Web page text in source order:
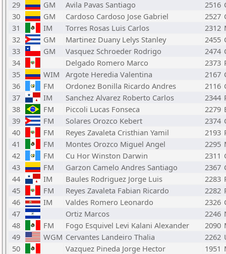
29
GM Avila Pavas Santiago 2516
30
GM Cardoso Cardoso Jose Gabriel 2527
31
IM Torres Rosas Luis Carlos 2312
32
GM Martinez Duany Lelys Stanley 2455
33
GM Vasquez Schroeder Rodrigo 2474
34
Delgado Romero Marco 2373
35
WIM Argote Heredia Valentina 2167
36
FM Ordonez Bonilla Ricardo Andres 2116
37
IM Sanchez Alvarez Roberto Carlos 2344
38
FM Piccoli Lucas Fonseca 2279
39
FM Solares Orozco Kebert 2374
40
FM Reyes Zavaleta Cristhian Yamil 2193
41
FM Montes Orozco Miguel Angel 2295
42
FM Cu Hor Winston Darwin 2311
43
FM Garzon Camelo Andres Santiago 2367
44
IM Baules Rodriguez Jorge Luis 2283
45
FM Reyes Zavaleta Fabian Ricardo 2282
46
IM Valdes Romero Leonardo 2326
47
Ortiz Marcos 2246
48
FM Fogo Esquivel Levi Kalani Alexander 2090
49
WGM Cervantes Landeiro Thalia 2262
50
Vazquez Pineda Jorge Hector 1951